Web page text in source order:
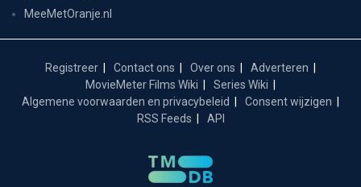
MeeMetOranje.nl
Registreer Contact ons Over ons
Adverteren
MovieMeter Films Wiki
Series Wiki
Algemene voorwaarden en privacybeleid
Consent wijzigen
RSS Feeds
API